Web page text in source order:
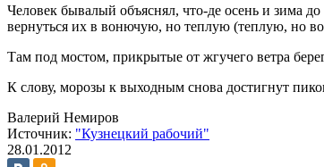
Человек бывалый объяснял, что-де осень и зима
вернуться их в вонючую, но теплую (теплую, но
Там под мостом, прикрытые от жгучего ветра
К слову, морозы к выходным снова достигнут
Валерий Немиров
Источник: "Кузнецкий рабочий"
28.01.2012